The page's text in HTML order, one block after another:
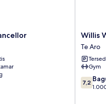
Willis
Hotel
Te
Aro
Willis
Te Aro
Gym
7.2
dari
7,2